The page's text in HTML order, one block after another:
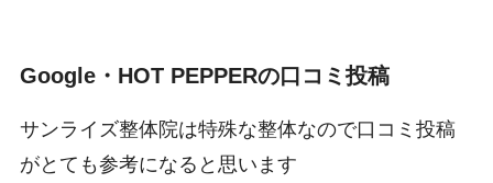
Google・HOT PEPPERの口コミ投稿
サンライズ整体院は特殊な整体なので口コミ投稿
がとても参考になると思います